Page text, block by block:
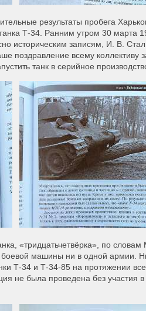
результаты пробега
Т-34. Ранним утром 30 марта
историческим записям, И. В.
поздравление всему коллективу
танк в серийное
«тридцатьчетвёрка», по
машины ни в одной армии.
Т-34 и Т-34-85 на протяжении
не была проведена без участия в